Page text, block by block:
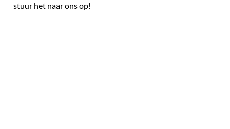
stuur het naar ons op!